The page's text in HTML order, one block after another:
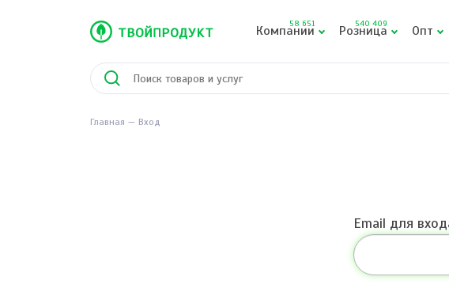
Компании
58 651 Розница
540 409 Опт
Главная Вход
Email для